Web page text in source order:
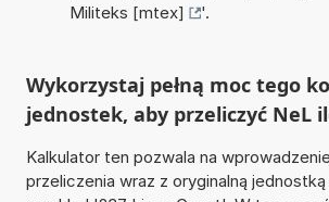
Militeks [mtex]
'.
Wykorzystaj pełną moc tego
jednostek, aby przeliczyć NeL
Kalkulator ten pozwala na
przeliczenia wraz z oryginalną jednostką